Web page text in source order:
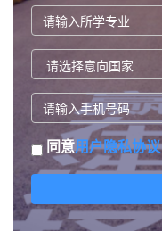
同意用户隐私协议